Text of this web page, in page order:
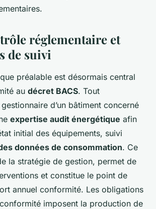
réglementaire et
de suivi
préalable est désormais central
au décret BACS. Tout
d’un bâtiment concerné
expertise audit énergétique afin
initial des équipements, suivi
données de consommation. Ce
la stratégie de gestion, permet de
et constitue le point de
annuel conformité. Les obligations
imposent la production de